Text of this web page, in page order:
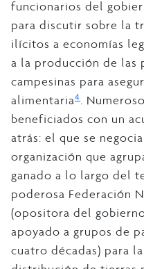
funcionarios del
para discutir sobre la
ilícitos a economías
a la producción de las
campesinas para
alimentaria4.
beneficiados con un
atrás: el que se
organización que
ganado a lo largo del
poderosa Federación
(opositora del
apoyado a grupos de
cuatro décadas) para